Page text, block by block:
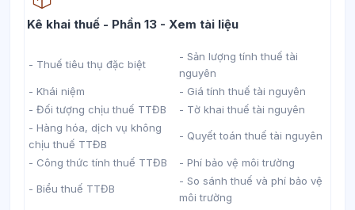
Kê khai thuế - Phần 13 - Xem tài liệuHọc liệu
- Thuế tiêu thụ đặc biệt
- Sản lượng tính thuế tài
nguyên
- Khái niệm
- Giá tính thuế tài nguyên
- Đối tượng chịu thuế TTĐB
- Tờ khai thuế tài nguyên
- Hàng hóa, dịch vụ không
chịu thuế TTĐB
- Quyết toán thuế tài nguyên
- Công thức tính thuế TTĐB - Phí bảo vệ môi trường
- Biểu thuế TTĐB
- So sánh thuế và phí bảo vệ
môi trường